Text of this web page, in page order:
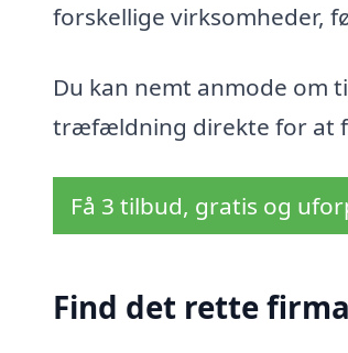
forskellige virksomheder,
Du kan nemt anmode om
træfældning direkte for at
Få 3 tilbud, gratis og
Find det rette